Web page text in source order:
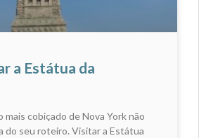
a Estátua da
cobiçado de Nova York não
do seu roteiro. Visitar a Estátua